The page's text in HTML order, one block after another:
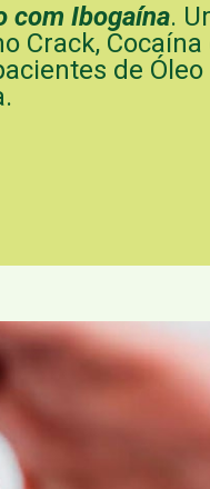
com Ibogaína.
Crack, Cocaína
de